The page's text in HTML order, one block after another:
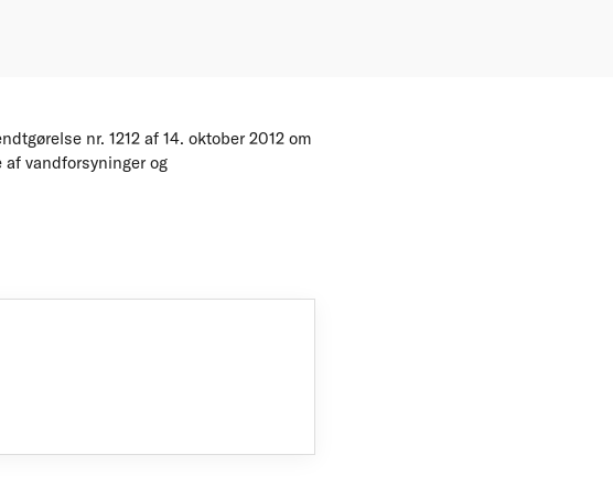
nr. 1212 af 14. oktober 2012 om
vandforsyninger og